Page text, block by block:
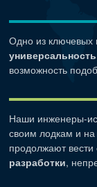
Одно из
универсальность
возможность
Наши инженеры-
своим лодкам и
продолжают вести
разработки,